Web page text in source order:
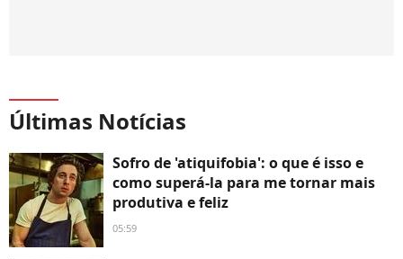
Últimas Notícias
Sofro de 'atiquifobia': o que é isso e
como superá-la para me tornar mais
produtiva e feliz
05:59